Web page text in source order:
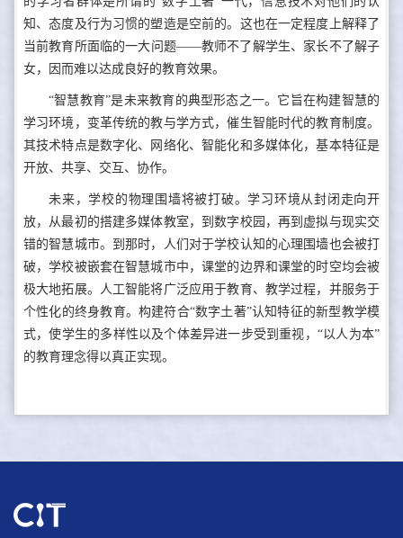
知、态度及行为习惯的塑造是空前的。这也在一定程度上解释了
当前教育所面临的一大问题——教师不了解学生、家长不了解子
女，因而难以达成良好的教育效果。
“智慧教育”是未来教育的典型形态之一。它旨在构建智慧的
学习环境，变革传统的教与学方式，催生智能时代的教育制度。
其技术特点是数字化、网络化、智能化和多媒体化，基本特征是
开放、共享、交互、协作。
未来，学校的物理围墙将被打破。学习环境从封闭走向开
放，从最初的搭建多媒体教室，到数字校园，再到虚拟与现实交
错的智慧城市。到那时，人们对于学校认知的心理围墙也会被打
破，学校被嵌套在智慧城市中，课堂的边界和课堂的时空均会被
极大地拓展。人工智能将广泛应用于教育、教学过程，并服务于
个性化的终身教育。构建符合“数字土著”认知特征的新型教学模
式，使学生的多样性以及个体差异进一步受到重视，“以人为本”
的教育理念得以真正实现。